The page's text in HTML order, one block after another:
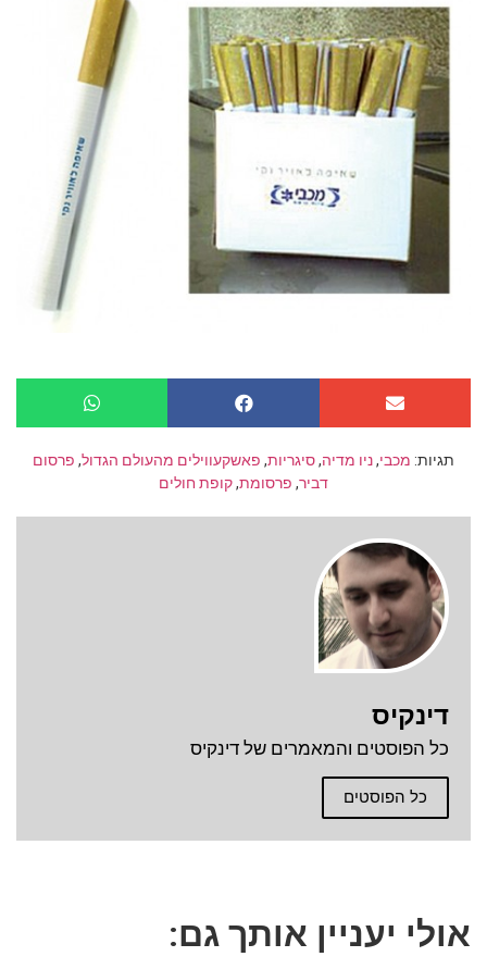
תגיות: מכבי,ניו מדיה,סיגריות, פאשקעווילים מהעולם הגדול, פרסום
דביר, פרסומת,קופת חולים
דינקיס
כל הפוסטים והמאמרים של דינקיס
כל הפוסטים
אולי יעניין אותך גם: